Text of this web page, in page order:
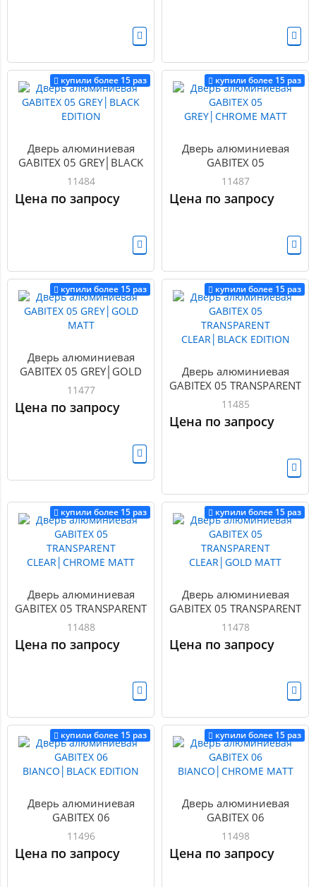
купили более 15 раз
Дверь алюминиевая
GABITEX 05 GREY│BLACK
EDITION
11484
Цена по запросу
купили более 15 раз
Дверь алюминиевая
GABITEX 05
GREY│CHROME MATT
11487
Цена по запросу
купили более 15 раз
Дверь алюминиевая
GABITEX 05 GREY│GOLD
MATT
11477
Цена по запросу
купили более 15 раз
Дверь алюминиевая
GABITEX 05 TRANSPARENT
CLEAR│BLACK EDITION
11485
Цена по запросу
купили более 15 раз
Дверь алюминиевая
GABITEX 05 TRANSPARENT
CLEAR│CHROME MATT
11488
Цена по запросу
купили более 15 раз
Дверь алюминиевая
GABITEX 05 TRANSPARENT
CLEAR│GOLD MATT
11478
Цена по запросу
купили более 15 раз
Дверь алюминиевая
GABITEX 06
BIANCO│BLACK EDITION
11496
Цена по запросу
купили более 15 раз
Дверь алюминиевая
GABITEX 06
BIANCO│CHROME MATT
11498
Цена по запросу